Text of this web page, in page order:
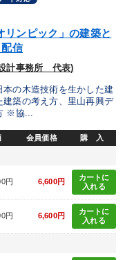
ます。
リンピック」の建築と
信
計事務所 代表)
の木造技術を生かした建
築の考え方、里山再興デ
※協...
会員価格 購 入
円 6,600円
カートに
入れる
円 6,600円
カートに
入れる